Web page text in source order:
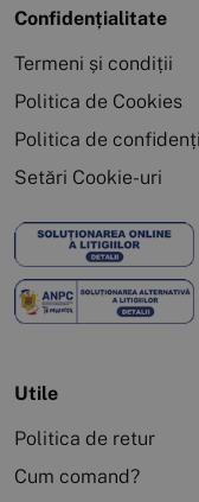
Confidențialitate
Termeni și condiții
Politica de Cookies
Politica de
Setări Cookie-uri
Utile
Politica de retur
Cum comand?